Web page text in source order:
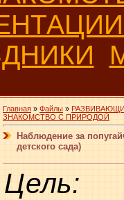
Главная » Файлы »
ЗНАКОМСТВО С ПРИРОДОЙ
Наблюдение за
детского сада)
Цель: